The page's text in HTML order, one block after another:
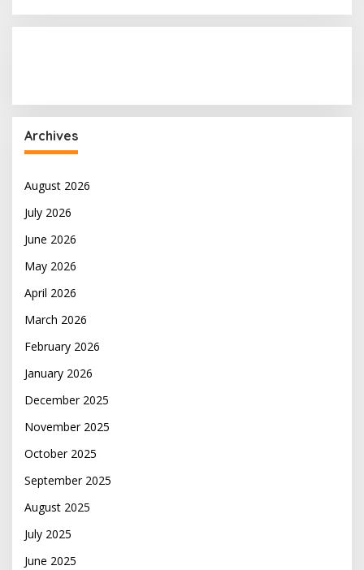
Archives
August 2026
July 2026
June 2026
May 2026
April 2026
March 2026
February 2026
January 2026
December 2025
November 2025
October 2025
September 2025
August 2025
July 2025
June 2025